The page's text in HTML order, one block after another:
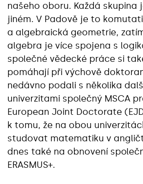
našeho oboru. Každá skupina
jiném. V Padově je to
a algebraická geometrie,
algebra je více spojena s
společné vědecké práce si
pomáhají při výchově
nedávno podali s několika
univerzitami společný MSCA
European Joint Doctorate
k tomu, že na obou
studovat matematiku v
dnes také na obnovení
ERASMUS+.